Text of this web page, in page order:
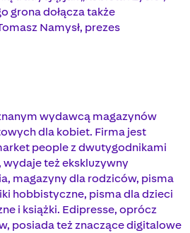
grona dołącza także
Namysł, prezes
wydawcą magazynów
dla kobiet. Firma jest
people z dwutygodnikami
wydaje też ekskluzywny
magazyny dla rodziców, pisma
hobbistyczne, pisma dla dzieci
i książki. Edipresse, oprócz
posiada też znaczące digitalowe